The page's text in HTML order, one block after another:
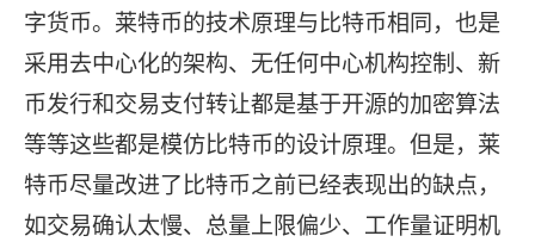
字货币。莱特币的技术原理与比特币相同，也是
采用去中心化的架构、无任何中心机构控制、新
币发行和交易支付转让都是基于开源的加密算法
等等这些都是模仿比特币的设计原理。但是，莱
特币尽量改进了比特币之前已经表现出的缺点，
如交易确认太慢、总量上限偏少、工作量证明机